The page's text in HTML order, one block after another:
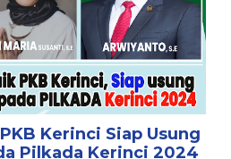
Kerinci Siap Usung
Pilkada Kerinci 2024